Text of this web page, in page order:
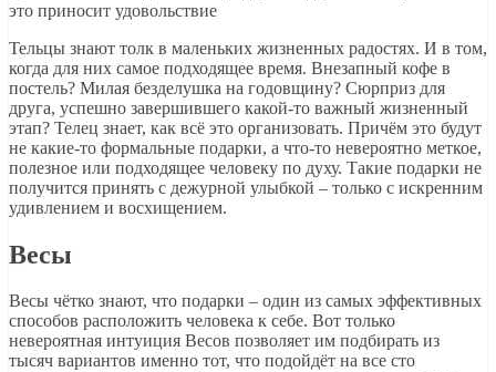
Тельцы знают толк в маленьких жизненных радостях. И в том,
когда для них самое подходящее время. Внезапный кофе в
постель? Милая безделушка на годовщину? Сюрприз для
друга, успешно завершившего какой-то важный жизненный
этап? Телец знает, как всё это организовать. Причём это будут
не какие-то формальные подарки, а что-то невероятно меткое,
полезное или подходящее человеку по духу. Такие подарки не
получится принять с дежурной улыбкой – только с искренним
удивлением и восхищением.
Весы
Весы чётко знают, что подарки – один из самых эффективных
способов расположить человека к себе. Вот только
невероятная интуиция Весов позволяет им подбирать из
тысяч вариантов именно тот, что подойдёт на все сто